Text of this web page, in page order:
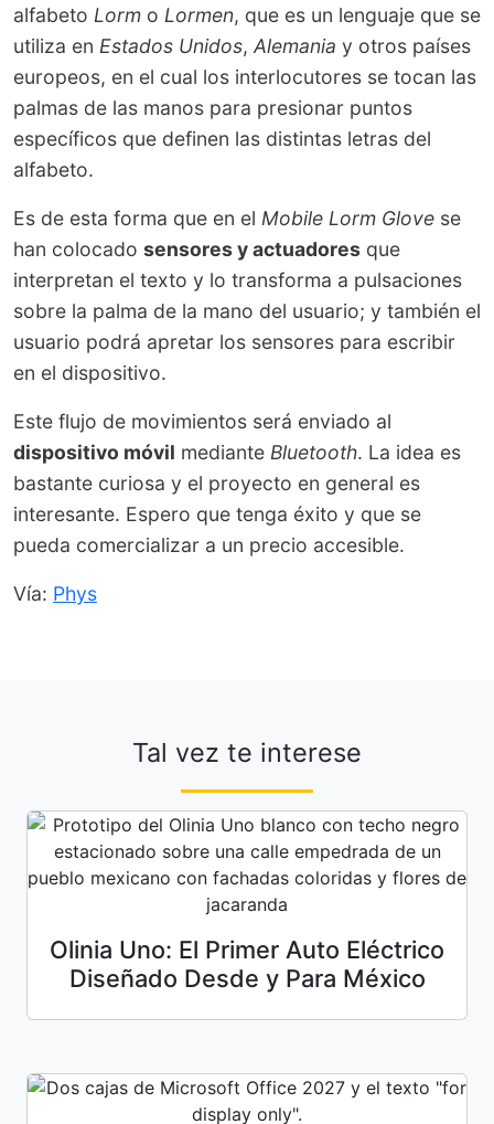
alfabeto Lorm o Lormen, que es un lenguaje que se
utiliza en Estados Unidos, Alemania y otros países
europeos, en el cual los interlocutores se tocan las
palmas de las manos para presionar puntos
específicos que definen las distintas letras del
alfabeto.
Es de esta forma que en el Mobile Lorm Glove se
han colocado sensores y actuadores que
interpretan el texto y lo transforma a pulsaciones
sobre la palma de la mano del usuario; y también el
usuario podrá apretar los sensores para escribir
en el dispositivo.
Este flujo de movimientos será enviado al
dispositivo móvil mediante Bluetooth. La idea es
bastante curiosa y el proyecto en general es
interesante. Espero que tenga éxito y que se
pueda comercializar a un precio accesible.
Vía: Phys
Tal vez te interese
Olinia Uno: El Primer Auto Eléctrico
Diseñado Desde y Para México